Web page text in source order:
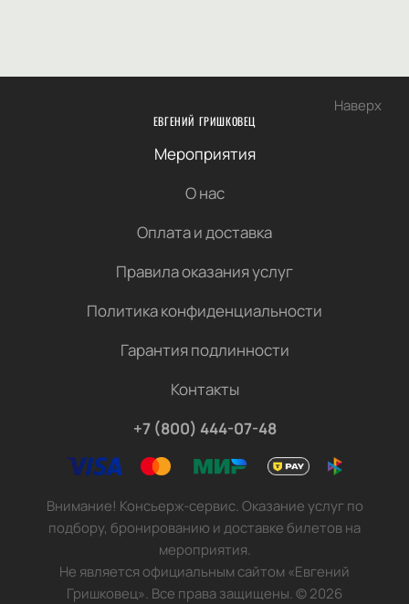
Наверх
ЕВГЕНИЙ ГРИШКОВЕЦ
Мероприятия
О нас
Оплата и доставка
Правила оказания услуг
Политика конфиденциальности
Гарантия подлинности
Контакты
+7 (800) 444-07-48
Внимание! Консьерж-сервис. Оказание услуг по
подбору, бронированию и доставке билетов на
мероприятия.
Не является официальным сайтом «Евгений
Гришковец». Все права защищены.©2026